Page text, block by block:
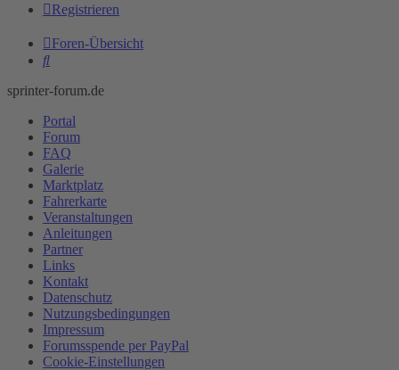
Registrieren
Foren-Übersicht
Suche
sprinter-forum.de
Portal
Forum
FAQ
Galerie
Marktplatz
Fahrerkarte
Veranstaltungen
Anleitungen
Partner
Links
Kontakt
Datenschutz
Nutzungsbedingungen
Impressum
Forumsspende per PayPal
Cookie-Einstellungen